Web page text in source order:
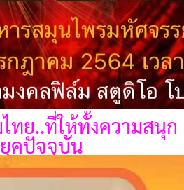
ย..ที่ให้ทั้งความสนุก
คปัจจุบัน